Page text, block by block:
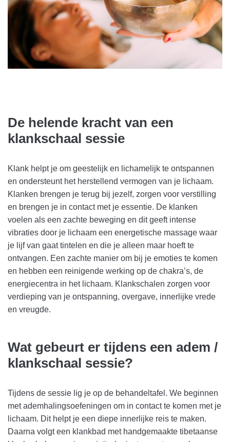
De helende kracht van een
klankschaal sessie
Klank helpt je om geestelijk en lichamelijk te ontspannen
en ondersteunt het herstellend vermogen van je lichaam.
Klanken brengen je terug bij jezelf, zorgen voor verstilling
en brengen je in contact met je essentie. De klanken
voelen als een zachte beweging en dit geeft intense
vibraties door je lichaam een energetische massage waar
je lijf van gaat tintelen en die je alleen maar hoeft te
ontvangen. Een zachte manier om bij je emoties te komen
en hebben een reinigende werking op de chakra’s, de
energiecentra in het lichaam. Klankschalen zorgen voor
verdieping van je ontspanning, overgave, innerlijke vrede
en vreugde.
Wat gebeurt er tijdens een adem /
klankschaal sessie?
Tijdens de sessie lig je op de behandeltafel. We beginnen
met ademhalingsoefeningen om in contact te komen met je
lichaam. Dit helpt je een diepe innerlijke reis te maken.
Daarna volgt een klankbad met handgemaakte tibetaanse